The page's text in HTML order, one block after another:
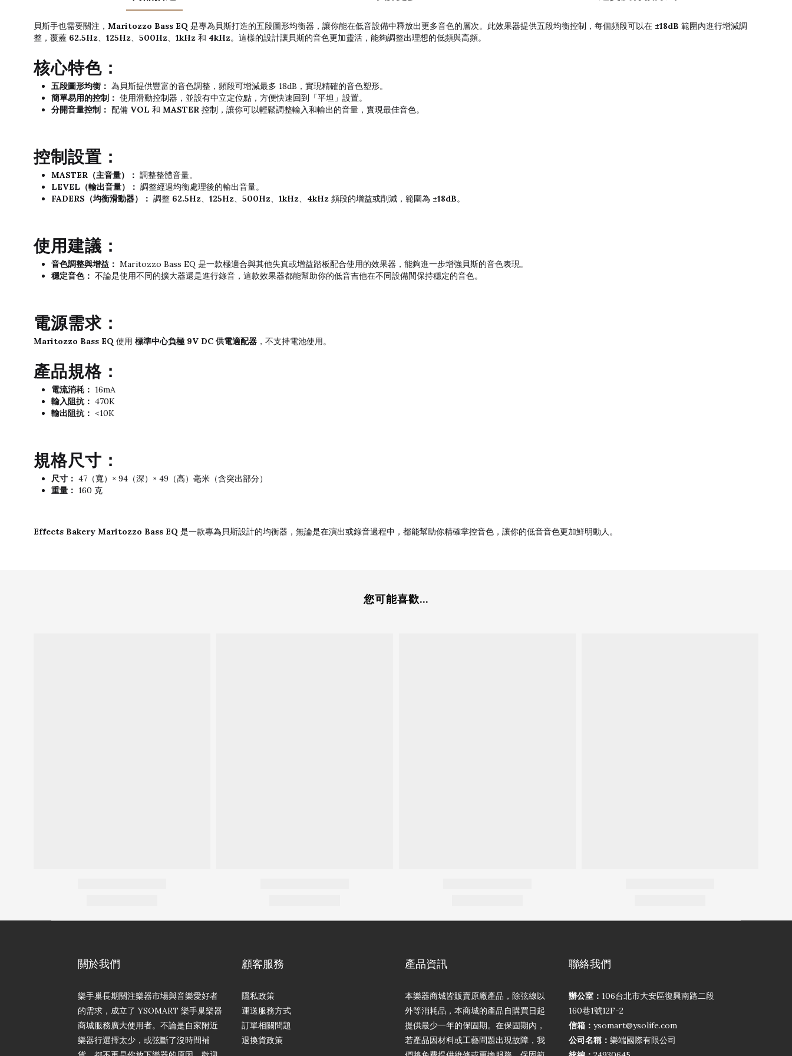
貝斯手也需要關注， Maritozzo Bass EQ 是專為貝斯打造的五段圖形均衡器，讓你能在低音設備中釋放出更多音色的層次。此效果器提供五段均衡控制，每個頻段可以在 ±18dB 範圍內進行增減調
整，覆蓋 62.5Hz 125Hz 500Hz 1kHz 和 4kHz。這樣的設計讓貝斯的音色更加靈活，能夠調整出理想的低頻與高頻。
核心特色：
五段圖形均衡： 為貝斯提供豐富的音色調整，頻段可增減最多 18dB，實現精確的音色塑形。
簡單易用的控制： 使用滑動控制器，並設有中立定位點，方便快速回到「平坦」設置。
分開音量控制： 配備 VOL 和 MASTER 控制，讓你可以輕鬆調整輸入和輸出的音量，實現最佳音色。
控制設置：
MASTER（主音量）： 調整整體音量。
LEVEL（輸出音量）： 調整經過均衡處理後的輸出音量。
FADERS（均衡滑動器）： 調整 62.5Hz、 125Hz、 500Hz、 1kHz、 4kHz 頻段的增益或削減，範圍為 ±18dB。
使用建議：
音色調整與增益： Maritozzo Bass EQ 是一款極適合與其他失真或增益踏板配合使用的效果器，能夠進一步增強貝斯的音色表現。
穩定音色： 不論是使用不同的擴大器還是進行錄音，這款效果器都能幫助你的低音吉他在不同設備間保持穩定的音色。
電源需求：
Maritozzo Bass EQ 使用 標準中心負極 9V DC 供電適配器 ，不支持電池使用。
產品規格：
電流消耗： 16mA
輸入阻抗： 470K
輸出阻抗： <10K
規格尺寸：
尺寸： 47（寬）× 94（深）× 49（高）毫米（含突出部分）
重量： 160 克
Effects Bakery Maritozzo Bass EQ 是一款專為貝斯設計的均衡器，無論是在演出或錄音過程中，都能幫助你精確掌控音色，讓你的低音音色更加鮮明動人。
您可能喜歡...
關於我們
樂手巢長期關注樂器市場與音樂愛好者
的需求，成立了 YSOMART 樂手巢樂器
商城服務廣大使用者。不論是自家附近
樂器行選擇太少，或弦斷了沒時間補
顧客服務
隱私政策
運送服務方式
訂單相關問題
退換貨政策
產品資訊
本樂器商城皆販賣原廠產品，除弦線以
外等消耗品，本商城的產品自購買日起
提供最少一年的保固期。在保固期內，
若產品因材料或工藝問題出現故障，我
聯絡我們
辦公室： 106台北市大安區復興南路二段
160巷1號12F-2
信箱： ysomart@ysolife.com
公司名稱： 樂端國際有限公司